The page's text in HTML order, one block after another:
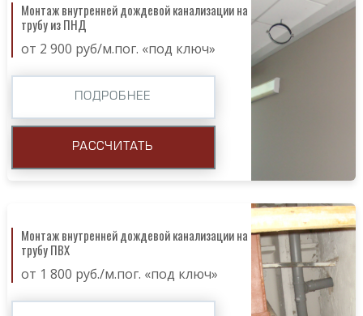
Монтаж внутренней дождевой канализации на
трубу из ПНД
от 2 900 руб/м.пог. «под ключ»
ПОДРОБНЕЕ
РАССЧИТАТЬ
Монтаж внутренней дождевой канализации на
трубу ПВХ
от 1 800 руб./м.пог. «под ключ»